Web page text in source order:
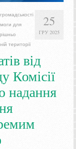
25
ГРУ 2025
для
території
від
Комісії
надання